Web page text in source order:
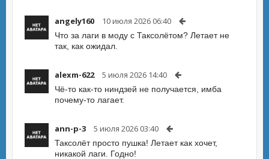
angely160 10 июля 2026 06:40
Что за лаги в моду с Таксолётом? Летает не
так, как ожидал.
alexm-622 5 июля 2026 14:40
Чё-то как-то ниндзей не получается, имба
почему-то лагает.
ann-p-3 5 июля 2026 03:40
Таксолёт просто пушка! Летает как хочет,
никакой лаги. Годно!